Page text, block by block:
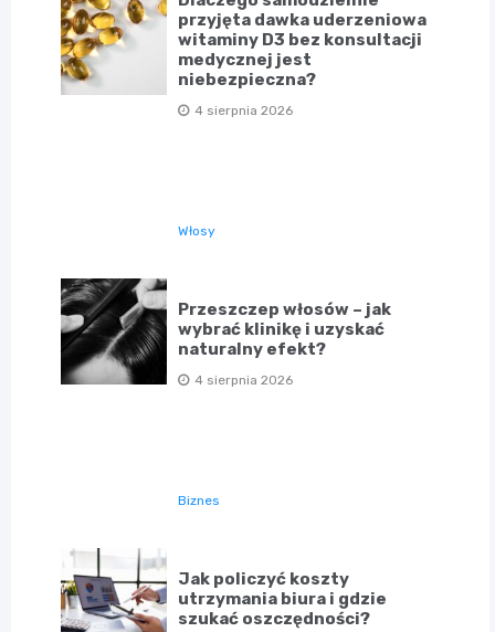
przyjęta dawka uderzeniowa
witaminy D3 bez konsultacji
medycznej jest
niebezpieczna?
4 sierpnia 2026
Włosy
Przeszczep włosów – jak
wybrać klinikę i uzyskać
naturalny efekt?
4 sierpnia 2026
Biznes
Jak policzyć koszty
utrzymania biura i gdzie
szukać oszczędności?